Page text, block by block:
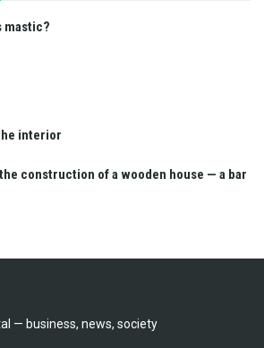
mastic?
interior
construction of a wooden house — a bar